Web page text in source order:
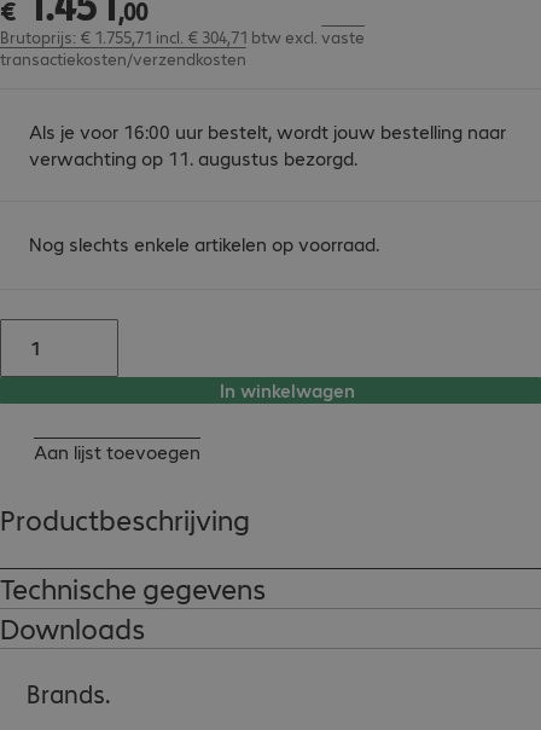
€ ,00
Brutoprijs: € 1.755,71 incl. € 304,71 btw excl. vaste
transactiekosten/verzendkosten
Als je voor 16:00 uur bestelt, wordt jouw bestelling naar
verwachting op 11. augustus bezorgd.
Nog slechts enkele artikelen op voorraad.
In winkelwagen
Aan lijst toevoegen
Productbeschrijving
Technische gegevens
Downloads
Brands.